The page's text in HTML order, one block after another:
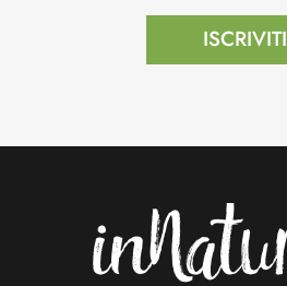
ISCRIVITI